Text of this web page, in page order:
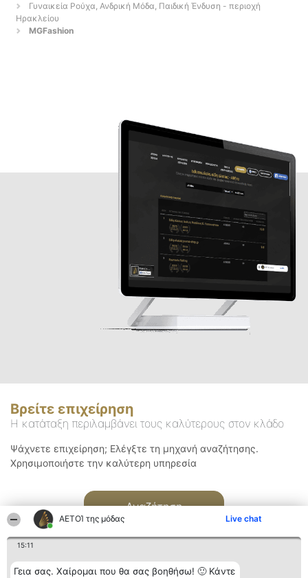
ΑΕΤΟΊ της μόδας Live chat
15:11
Γεια σας. Χαίρομαι που θα σας βοηθήσω! 🙂 Κάντε
Γυναικεία Ρούχα, Ανδρική Μόδα, Παιδική Ένδυση - περιοχή
Ηρακλείου
MGFashion
Βρείτε επιχείρηση
Η κατάταξη περιλαμβάνει τους καλύτερους στον κλάδο
Ψάχνετε επιχείρηση; Ελέγξτε τη μηχανή αναζήτησης.
Χρησιμοποιήστε την καλύτερη υπηρεσία
Αναζήτηση